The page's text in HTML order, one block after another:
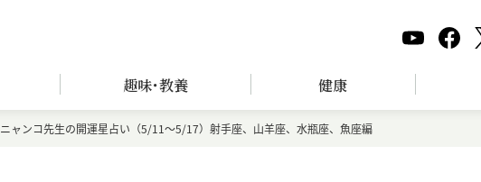
趣味･教養 健康
ニャンコ先生の開運星占い（5/11～5/17）射手座、山羊座、水瓶座、魚座編